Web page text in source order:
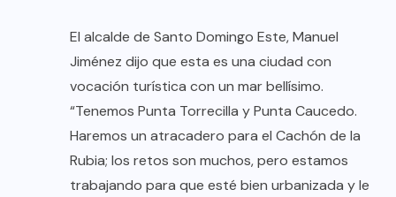
El alcalde de Santo Domingo Este, Manuel
Jiménez dijo que esta es una ciudad con
vocación turística con un mar bellísimo.
“Tenemos Punta Torrecilla y Punta Caucedo.
Haremos un atracadero para el Cachón de la
Rubia; los retos son muchos, pero estamos
trabajando para que esté bien urbanizada y le